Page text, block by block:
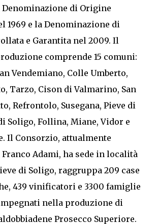
di Origine
1969 e la Denominazione di
e Garantita nel 2009. Il
comprende 15 comuni:
Vendemiano, Colle Umberto,
Tarzo, Cison di Valmarino, San
Refrontolo, Susegana, Pieve di
Soligo, Follina, Miane, Vidor e
Il Consorzio, attualmente
Adami, ha sede in località
di Soligo, raggruppa 209 case
439 vinificatori e 3300 famiglie
nella produzione di
Prosecco Superiore.